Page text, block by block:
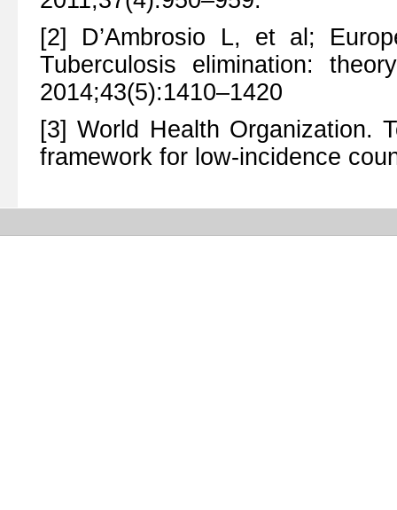
[2] D’Ambrosio L, et al;
Tuberculosis elimination:
2014;43(5):1410–1420
[3] World Health Organization.
framework for low-incidence